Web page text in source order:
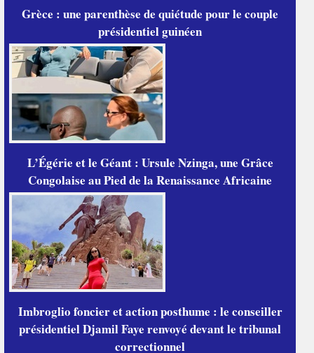
Grèce : une parenthèse de quiétude pour le couple
présidentiel guinéen
L’Égérie et le Géant : Ursule Nzinga, une Grâce
Congolaise au Pied de la Renaissance Africaine
Imbroglio foncier et action posthume : le conseiller
présidentiel Djamil Faye renvoyé devant le tribunal
correctionnel